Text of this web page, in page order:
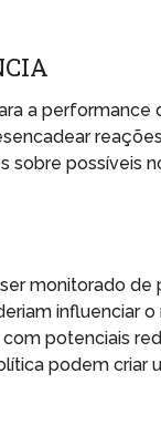
a performance
sobre possíveis
monitorado
influenciar
com potenciais
podem criar